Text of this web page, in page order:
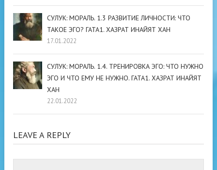
СУЛУК: МОРАЛЬ. 1.3 РАЗВИТИЕ ЛИЧНОСТИ: ЧТО
ТАКОЕ ЭГО? ГАТА1. ХАЗРАТ ИНАЙЯТ ХАН
17.01.2022
СУЛУК: МОРАЛЬ. 1.4. ТРЕНИРОВКА ЭГО: ЧТО НУЖНО
ЭГО И ЧТО ЕМУ НЕ НУЖНО. ГАТА1. ХАЗРАТ ИНАЙЯТ
ХАН
22.01.2022
LEAVE A REPLY